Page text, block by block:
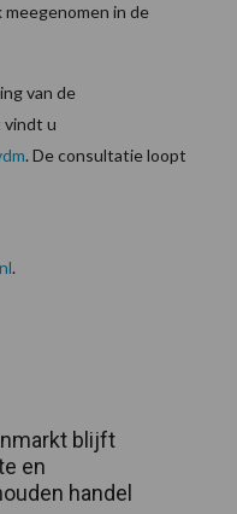
in de
van de
u
. De consultatie loopt
.
blijft
en
handel